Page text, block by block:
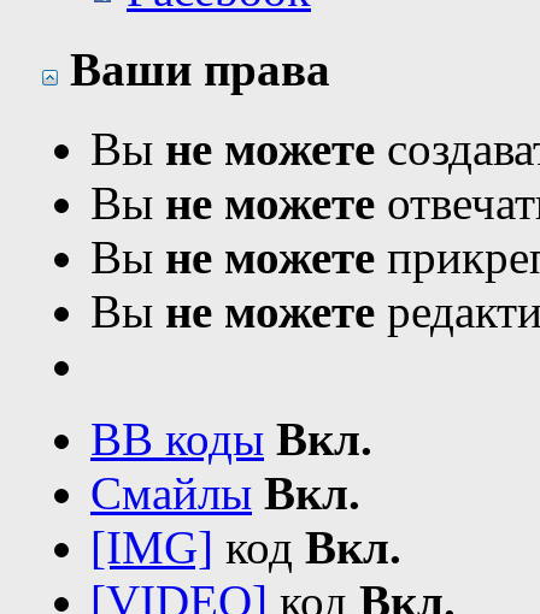
Ваши права
Вы не можете
Вы не можете
Вы не можете
Вы не можете
BB коды Вкл.
Смайлы Вкл.
[IMG] код Вкл.
[VIDEO] код Вкл.